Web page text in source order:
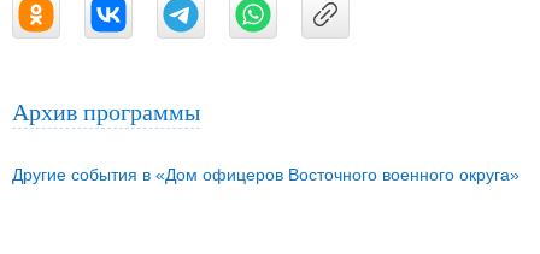
Архив программы
Другие события в «Дом офицеров Восточного военного округа»